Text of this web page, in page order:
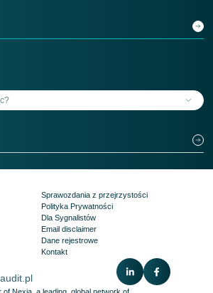
Sprawozdania z przejrzystości
Polityka Prywatności
Dla Sygnalistów
Email disclaimer
Dane rejestrowe
Kontakt